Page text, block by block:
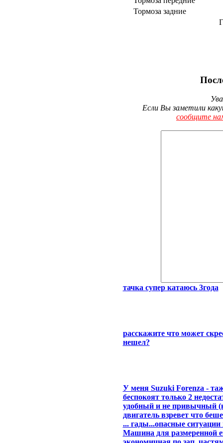
Тормоза задние
Если Вы заметили
сообщите
тачка супер катаюсь 3года
расскажите что может
нешел?
У меня Suzuki Forenza -
беспокоят только 2
удобный и не привычный
двигатель взревет что
... гады...опасные
Машина для размеренной